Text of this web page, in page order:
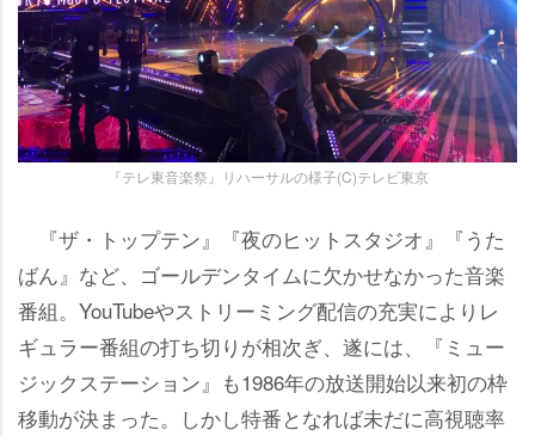
『テレ東音楽祭』リハーサルの様子(C)テレビ東京
『ザ・トップテン』『夜のヒットスタジオ』『うた
ばん』など、ゴールデンタイムに欠かせなかった音楽
番組。YouTubeやストリーミング配信の充実によりレ
ギュラー番組の打ち切りが相次ぎ、遂には、『ミュー
ジックステーション』も1986年の放送開始以来初の枠
移動が決まった。しかし特番となれば未だに高視聴率